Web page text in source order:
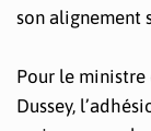
son alignement
Pour le ministre
Dussey,